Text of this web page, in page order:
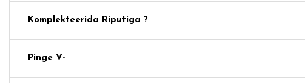
Komplekteerida Riputiga ?
Pinge V-